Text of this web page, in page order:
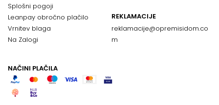
Splošni pogoji
Leanpay obročno plačilo
Vrnitev blaga
Na Zalogi
REKLAMACIJE
reklamacije@opremisidom.co
m
NAČINI PLAČILA